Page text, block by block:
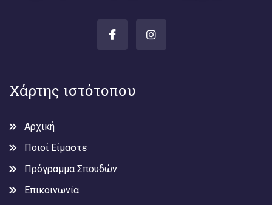
Χάρτης ιστότοπου
Αρχική
Ποιοί Είμαστε
Πρόγραμμα Σπουδών
Επικοινωνία